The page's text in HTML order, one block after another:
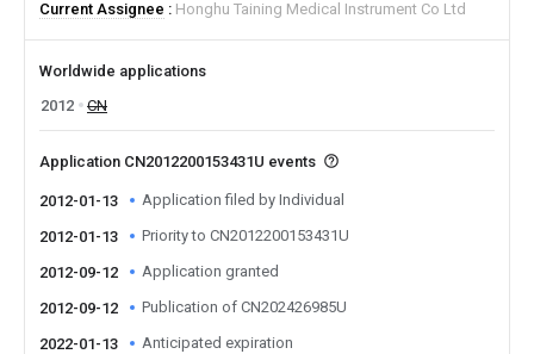
Current Assignee
Honghu Taining Medical Instrument Co Ltd
Worldwide applications
2012
CN
Application CN2012200153431U events
2012-01-13 Application filed by Individual
2012-01-13 Priority to CN2012200153431U
2012-09-12 Application granted
2012-09-12 Publication of CN202426985U
2022-01-13 Anticipated expiration